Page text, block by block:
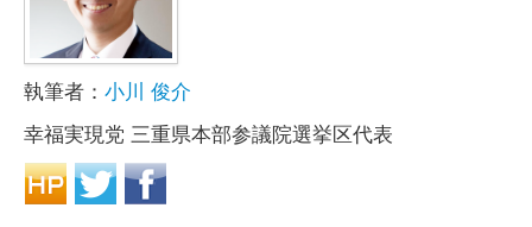
執筆者： 小川 俊介
幸福実現党 三重県本部参議院選挙区代表